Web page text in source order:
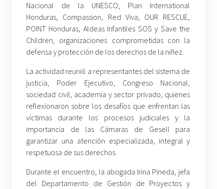
Nacional de la UNESCO, Plan International
Honduras, Compassion, Red Viva, OUR RESCUE,
POINT Honduras, Aldeas Infantiles SOS y Save the
Children, organizaciones comprometidas con la
defensa y protección de los derechos de la niñez.
La actividad reunió a representantes del sistema de
justicia, Poder Ejecutivo, Congreso Nacional,
sociedad civil, academia y sector privado, quienes
reflexionaron sobre los desafíos que enfrentan las
víctimas durante los procesos judiciales y la
importancia de las Cámaras de Gesell para
garantizar una atención especializada, integral y
respetuosa de sus derechos.
Durante el encuentro, la abogada Irina Pineda, jefa
del Departamento de Gestión de Proyectos y